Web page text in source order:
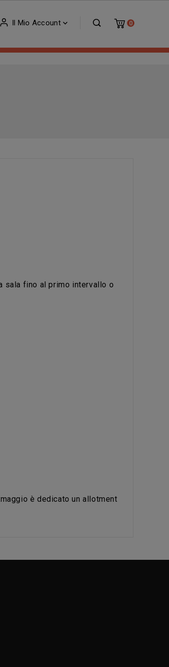
0
Il Mio Account 
sala fino al primo intervallo o
è dedicato un allotment